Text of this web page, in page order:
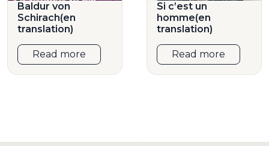
Baldur von
Schirach(en
translation)
Read more
Si c’est un
homme(en
translation)
Read more